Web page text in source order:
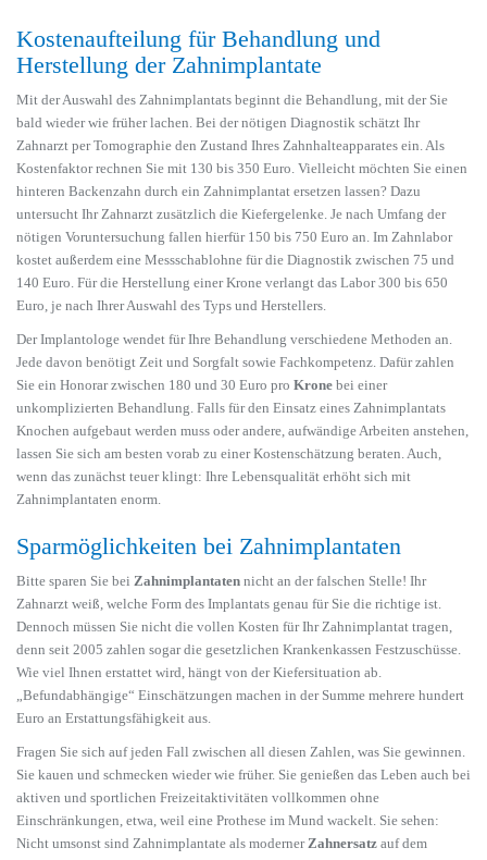
Kostenaufteilung für Behandlung und
Herstellung der Zahnimplantate
Mit der Auswahl des Zahnimplantats beginnt die Behandlung, mit der Sie
bald wieder wie früher lachen. Bei der nötigen Diagnostik schätzt Ihr
Zahnarzt per Tomographie den Zustand Ihres Zahnhalteapparates ein. Als
Kostenfaktor rechnen Sie mit 130 bis 350 Euro. Vielleicht möchten Sie einen
hinteren Backenzahn durch ein Zahnimplantat ersetzen lassen? Dazu
untersucht Ihr Zahnarzt zusätzlich die Kiefergelenke. Je nach Umfang der
nötigen Voruntersuchung fallen hierfür 150 bis 750 Euro an. Im Zahnlabor
kostet außerdem eine Messschablohne für die Diagnostik zwischen 75 und
140 Euro. Für die Herstellung einer Krone verlangt das Labor 300 bis 650
Euro, je nach Ihrer Auswahl des Typs und Herstellers.
Der Implantologe wendet für Ihre Behandlung verschiedene Methoden an.
Jede davon benötigt Zeit und Sorgfalt sowie Fachkompetenz. Dafür zahlen
Sie ein Honorar zwischen 180 und 30 Euro pro Krone bei einer
unkomplizierten Behandlung. Falls für den Einsatz eines Zahnimplantats
Knochen aufgebaut werden muss oder andere, aufwändige Arbeiten anstehen,
lassen Sie sich am besten vorab zu einer Kostenschätzung beraten. Auch,
wenn das zunächst teuer klingt: Ihre Lebensqualität erhöht sich mit
Zahnimplantaten enorm.
Sparmöglichkeiten bei Zahnimplantaten
Bitte sparen Sie bei Zahnimplantaten nicht an der falschen Stelle! Ihr
Zahnarzt weiß, welche Form des Implantats genau für Sie die richtige ist.
Dennoch müssen Sie nicht die vollen Kosten für Ihr Zahnimplantat tragen,
denn seit 2005 zahlen sogar die gesetzlichen Krankenkassen Festzuschüsse.
Wie viel Ihnen erstattet wird, hängt von der Kiefersituation ab.
„Befundabhängige“ Einschätzungen machen in der Summe mehrere hundert
Euro an Erstattungsfähigkeit aus.
Fragen Sie sich auf jeden Fall zwischen all diesen Zahlen, was Sie gewinnen.
Sie kauen und schmecken wieder wie früher. Sie genießen das Leben auch bei
aktiven und sportlichen Freizeitaktivitäten vollkommen ohne
Einschränkungen, etwa, weil eine Prothese im Mund wackelt. Sie sehen:
Nicht umsonst sind Zahnimplantate als modernerZahnersatz auf dem